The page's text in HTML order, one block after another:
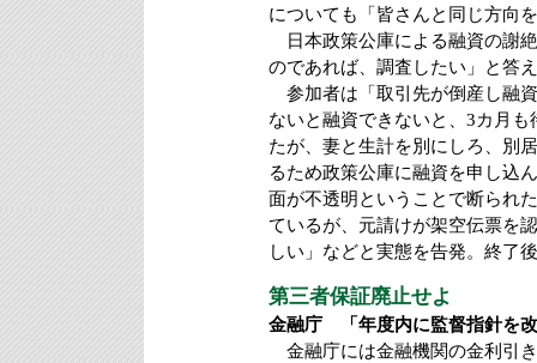
についても「皆さんと同じ方向
日本政策公庫による融資の謝
のであれば、調査したい」と答
参加者は「取引先が倒産し融
ないと融資できないと、3カ月
たが、妻と生計を別にしろ、別
るため政策公庫に融資を申し込
面が不透明ということで断られ
ているが、元請けが架空伝票を
しい」などと実態を告発。終了
第三者保証廃止せよ
金融庁 「年度内に監督指針を
金融庁には金融機関の金利引